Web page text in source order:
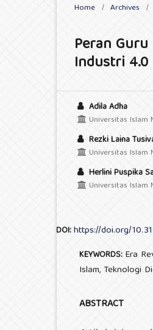
Home / Archives /
Peran
Industri 4.0
Adila Adha
Universitas Islam
Rezki Laina
Universitas Islam
Herlini Puspika
Universitas Islam
DOI:https://doi.org/
KEYWORDS: Era
Islam, Teknologi
ABSTRACT